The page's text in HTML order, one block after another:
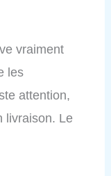
vraiment
les
attention,
livraison. Le